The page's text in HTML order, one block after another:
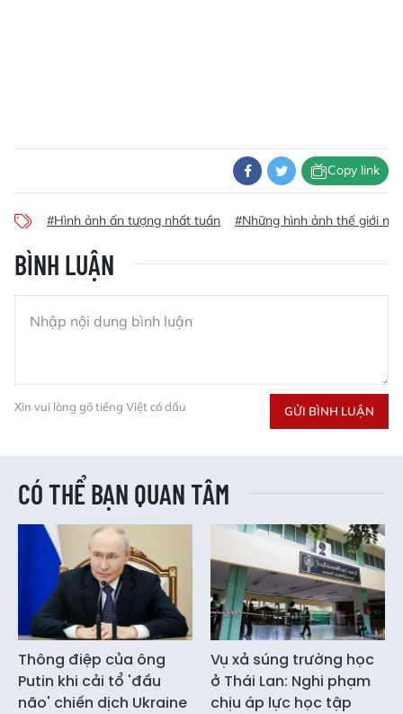
Copy link
#Hình ảnh ấn tượng nhất tuần #Những hình ảnh thế giới
BÌNH LUẬN
Xin vui lòng gõ tiếng Việt có dấu GỬI BÌNH LUẬN
CÓ THỂ BẠN QUAN TÂM
Thông điệp của ông
Putin khi cải tổ 'đầu
não' chiến dịch Ukraine
Vụ xả súng trường học
ở Thái Lan: Nghi phạm
chịu áp lực học tập